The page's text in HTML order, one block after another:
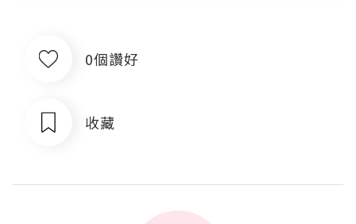
0個讚好
收藏